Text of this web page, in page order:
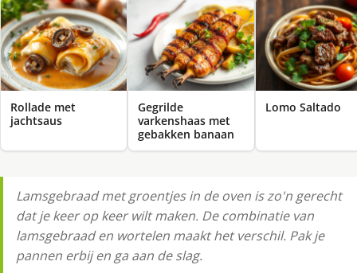
Rollade met
jachtsaus
Gegrilde
varkenshaas met
gebakken banaan
Lomo Saltado
Lamsgebraad met groentjes in de oven is zo'n gerecht
dat je keer op keer wilt maken. De combinatie van
lamsgebraad en wortelen maakt het verschil. Pak je
pannen erbij en ga aan de slag.